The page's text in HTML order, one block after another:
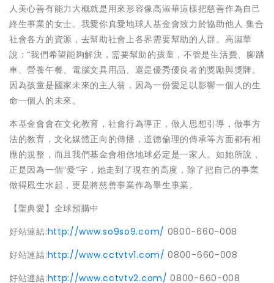
人美心善有能力大概就是用來形容像高淑華這樣把慈善作為自己
終生事業的女士。我愛你真愛地球人基金會致力於協助他人 集合
社會各方的資源，去幫助社會上各界需要幫助的人群。高淑華
說：“我們希望能夠解決，需要幫助的孩童，不管是生活費、腳踏
車、營養午餐、電腦文具用品、還是優秀優良者的獎勵與獎牌。
因為孩童是國家未來的主人翁，因為一份愛足以影響一個人的生
命一個人的未來。
本基金會會在文化教育，社會行為導正，做人思想引導，做事方
法的教育，文化媒體正向的傳播，道德倫理的傳承等方面都有相
應的規整，而且我們基金會相信地球必定是一家人。如她所說，
正是因為一個“愛”字，她走到了現在的高度，除了把自己的事業
做得風生水起，更是將慈善事業作為畢生事業。
【聖典愛】全球預購中
好站連結:http://www.so9so9.com/ 0800-660-008
好站連結:http://www.cctvtv1.com/ 0800-660-008
好站連結:http://www.cctvtv2.com/ 0800-660-008